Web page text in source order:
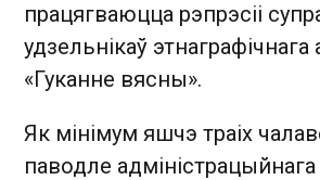
працягваюцца рэпрэсіі
удзельнікаў этнаграфічнага
«Гуканне вясны».
Як мінімум яшчэ траіх
паводле